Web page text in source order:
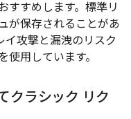
すすめします。標準リ
が保存されることがあ
イ攻撃と漏洩のリスク
用しています。
クラシック リク